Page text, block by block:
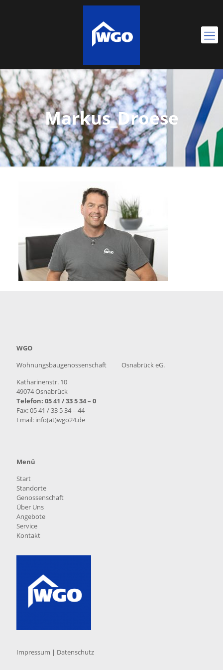
Markus_Droese
WGO
Wohnungsbaugenossenschaft Osnabrück eG.
Katharinenstr. 10
49074 Osnabrück
Telefon: 05 41 / 33 5 34 – 0
Fax: 05 41 / 33 5 34 – 44
Email: info(at)wgo24.de
Menü
Start
Standorte
Genossenschaft
Über Uns
Angebote
Service
Kontakt
Impressum | Datenschutz